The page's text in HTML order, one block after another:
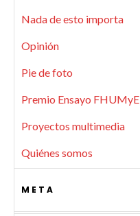
Nada de esto importa
Opinión
Pie de foto
Premio Ensayo FHUMyE
Proyectos multimedia
Quiénes somos
META